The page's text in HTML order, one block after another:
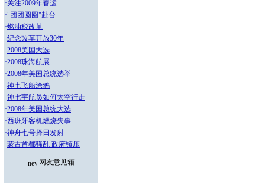
·关注2009年春运
·"团团圆圆"赴台
·燃油税改革
·纪念改革开放30年
·2008美国大选
·2008珠海航展
·2008年美国总统选举
·神七飞船涂鸦
·神七宇航员如何太空行走
·2008年美国总统大选
·西班牙客机燃烧失事
·神舟七号择日发射
·蒙古首都骚乱 政府镇压
网友意见箱